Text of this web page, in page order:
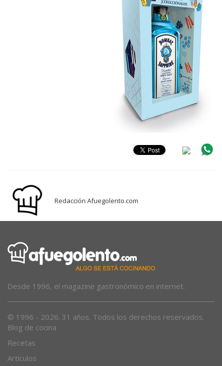
Redacción Afuegolento.com
Desde 1996, el magazine gastronómico en internet.
© 1996 - 2026. 31 años. Todos los derechos reservados.
Blog de cocina
Recetas
Artículos